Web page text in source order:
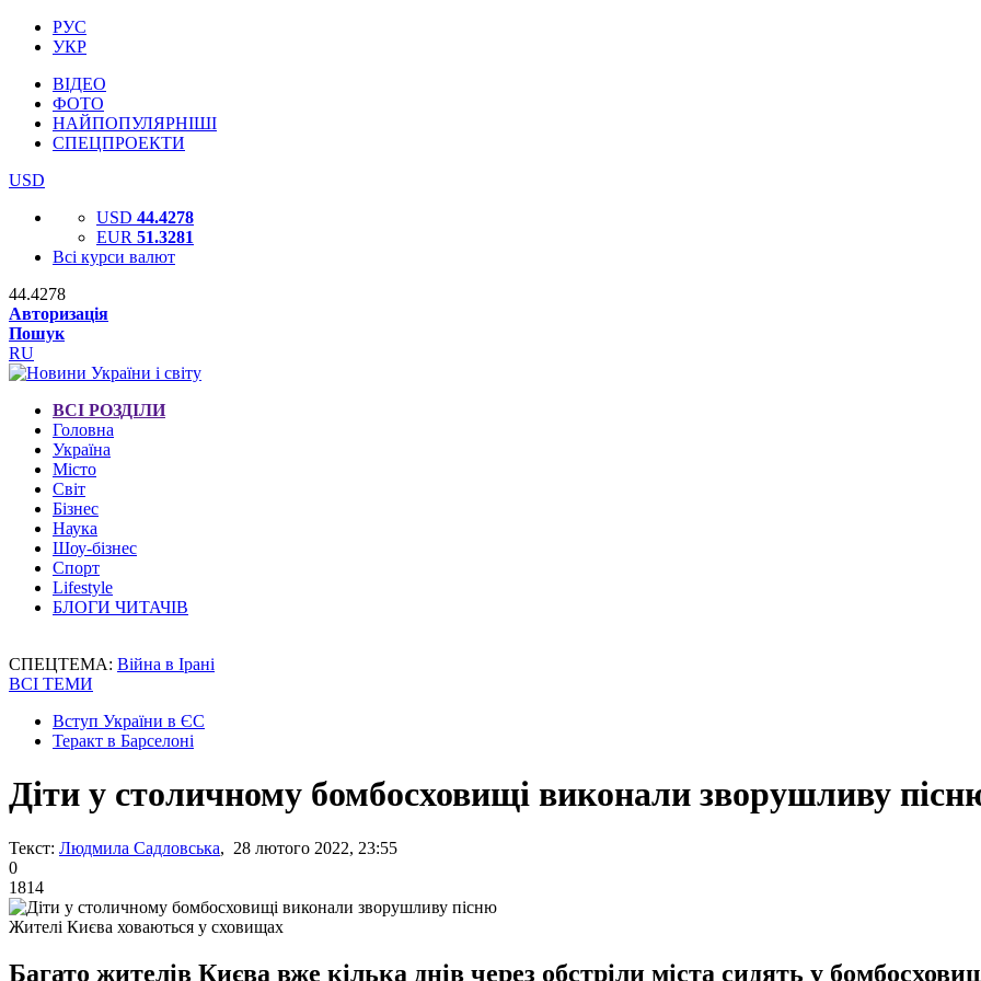
РУС
УКР
ВІДЕО
ФОТО
НАЙПОПУЛЯРНІШІ
СПЕЦПРОЕКТИ
USD
USD 44.4278
EUR 51.3281
Всі курси валют
44.4278
Авторизація
Пошук
RU
ВСІ РОЗДІЛИ
Головна
Україна
Місто
Світ
Бізнес
Наука
Шоу-бізнес
Спорт
Lifestyle
БЛОГИ ЧИТАЧІВ
СПЕЦТЕМА: Війна в Ірані
ВСІ ТЕМИ
Вступ України в ЄС
Теракт в Барселоні
Діти у столичному бомбосховищі виконали зворушливу
Текст: Людмила Садловська, 28 лютого 2022, 23:55
0
1814
Жителі Києва ховаються у сховищах
Багато жителів Києва вже кілька днів через обстріли міста сидять у